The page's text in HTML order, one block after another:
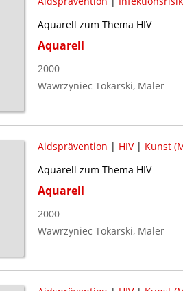
Aquarell zum Thema HIV
Aquarell
2000
Wawrzyniec Tokarski, Maler
Aidsprävention | HIV| Kunst
Aquarell zum Thema HIV
Aquarell
2000
Wawrzyniec Tokarski, Maler